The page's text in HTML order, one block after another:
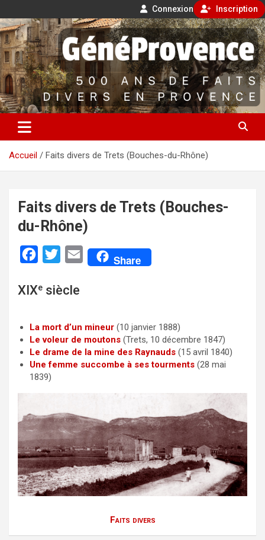
Connexion Inscription
Aller
au
contenu
GénéProvence
500 ans de faits divers en Provence
Accueil Faits divers de Trets (Bouches-du-Rhône)
Faits divers de Trets (Bouches-
du-Rhône)
c
b
o
o
k
i
t
e
r
E
Share
XIXe siècle
La mort d’un mineur (10 janvier 1888)
Le voleur de moutons (Trets, 10 décembre 1847)
Le drame de la mine des Raynauds (15 avril 1840)
Une femme succombe à ses tourments (28 mai
1839)
Faits divers